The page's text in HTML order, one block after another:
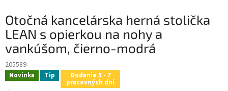
Otočná kancelárska herná stolička
LEAN s opierkou na nohy a
vankúšom, čierno-modrá
205589
Novinka Tip Dodanie 3 - 7
pracovných dní